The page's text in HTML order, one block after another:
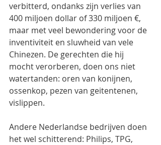
verbitterd, ondanks zijn verlies van
400 miljoen dollar of 330 miljoen €,
maar met veel bewondering voor de
inventiviteit en sluwheid van vele
Chinezen. De gerechten die hij
mocht verorberen, doen ons niet
watertanden: oren van konijnen,
ossenkop, pezen van geitentenen,
vislippen.
Andere Nederlandse bedrijven doen
het wel schitterend: Philips, TPG,